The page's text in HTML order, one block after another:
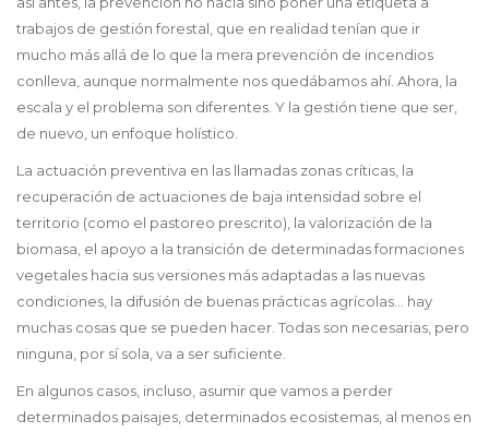
trabajos de gestión forestal, que en realidad tenían que ir
mucho más allá de lo que la mera prevención de incendios
conlleva, aunque normalmente nos quedábamos ahí. Ahora, la
escala y el problema son diferentes. Y la gestión tiene que ser,
de nuevo, un enfoque holístico.
La actuación preventiva en las llamadas zonas críticas, la
recuperación de actuaciones de baja intensidad sobre el
territorio (como el pastoreo prescrito), la valorización de la
biomasa, el apoyo a la transición de determinadas formaciones
vegetales hacia sus versiones más adaptadas a las nuevas
condiciones, la difusión de buenas prácticas agrícolas… hay
muchas cosas que se pueden hacer. Todas son necesarias, pero
ninguna, por sí sola, va a ser suficiente.
En algunos casos, incluso, asumir que vamos a perder
determinados paisajes, determinados ecosistemas, al menos en